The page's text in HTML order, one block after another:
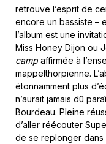
retrouve l’esprit de
encore un bassiste –
l’album est une
Miss Honey Dijon ou
camp affirmée à
mappelthorpienne.
étonnamment plus
n’aurait jamais dû
Bourdeau. Pleine
d’aller réécouter
de se replonger